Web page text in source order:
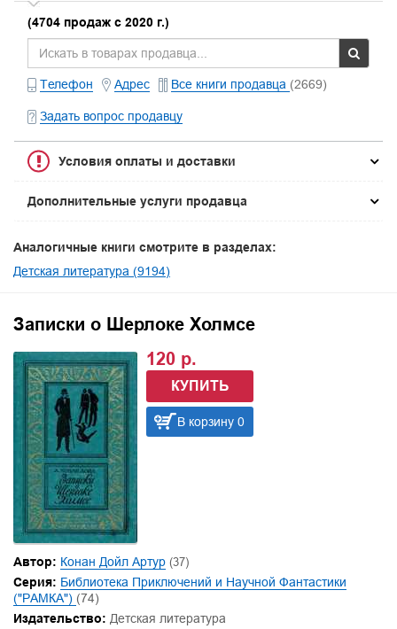
(4704 продаж с 2020 г.)
Телефон Адрес Все книги продавца (2669)
Задать вопрос продавцу
Условия оплаты и доставки
Дополнительные услуги продавца
Аналогичные книги смотрите в разделах:
Детская литература (9194)
Записки о Шерлоке Холмсе
120 р.
КУПИТЬ
В корзину 0
Автор: Конан Дойл Артур (37)
Серия: Библиотека Приключений и Научной Фантастики
("РАМКА") (74)
Издательство: Детская литература